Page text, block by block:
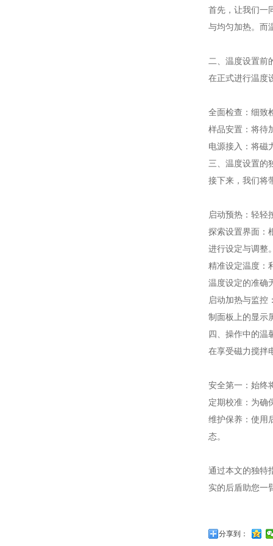
首先，让我们一
与均匀加热。而
二、温度设置前
在正式进行温度
全面检查：细致
样品安置：将待
电源接入：将磁
三、温度设置的
接下来，我们将
启动预热：轻轻
探索设置界面：
进行设定与调整
精准设定温度：
温度设定的准确
启动加热与监控
制面板上的显示
四、操作中的温
在享受磁力搅拌
安全第一：始终
定期校准：为确
维护保养：使用
态。
通过本文的独特
实的后盾助您一
分享到：